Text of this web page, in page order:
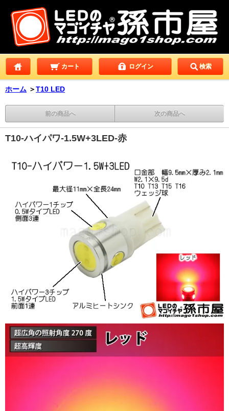
カート ログイン 検索
ホーム ＞T10 LED
前の商品へ 次の商品へ
T10-ハイパワ-1.5W+3LED-赤